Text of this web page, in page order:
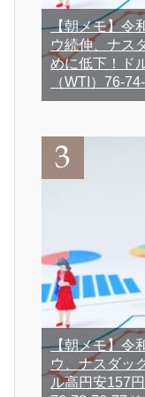
【朝メモ】令
ウ続伸、ナス
めに低下！ド
（WTI）76-
【朝メモ】令
ウ、ナスダッ
ル高円安157